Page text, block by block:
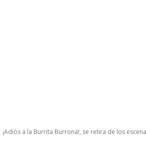
¡Adiós a la Burrita Burrona!, se retira de los